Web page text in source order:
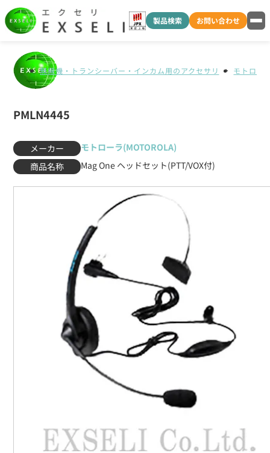
製品検索 お問い合わせ
無線機・トランシーバー・インカム用のアクセサリ モトロー
PMLN4445
メーカー
モトローラ(MOTOROLA)
商品名称
Mag One ヘッドセット(PTT/VOX付)